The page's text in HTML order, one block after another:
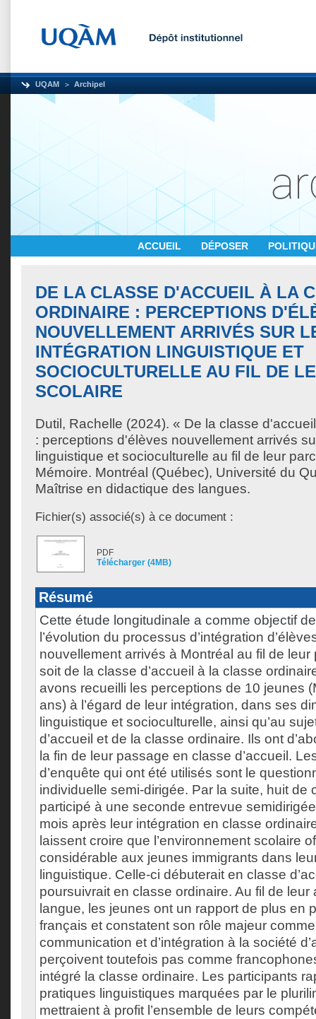
UQAM Archipel
ACCUEIL DÉPOSER
DE LA CLASSE D'ACCUEIL À LA
ORDINAIRE : PERCEPTIONS
NOUVELLEMENT ARRIVÉS SUR
INTÉGRATION LINGUISTIQUE ET
SOCIOCULTURELLE AU FIL DE
SCOLAIRE
Dutil, Rachelle (2024). « De la classe
: perceptions d'élèves nouvellement arrivés
linguistique et socioculturelle au fil de leur
Mémoire. Montréal (Québec), Université du
Maîtrise en didactique des langues.
Fichier(s) associé(s) à ce document :
PDF
Télécharger (4MB)
Résumé
Cette étude longitudinale a comme objectif
l’évolution du processus d’intégration
nouvellement arrivés à Montréal au fil de leur
soit de la classe d’accueil à la classe
avons recueilli les perceptions de 10 jeunes
ans) à l’égard de leur intégration, dans ses
linguistique et socioculturelle, ainsi qu’au
d’accueil et de la classe ordinaire. Ils ont
la fin de leur passage en classe d’accueil.
d’enquête qui ont été utilisés sont le
individuelle semi-dirigée. Par la suite, huit de
participé à une seconde entrevue
mois après leur intégration en classe
laissent croire que l’environnement scolaire
considérable aux jeunes immigrants dans
linguistique. Celle-ci débuterait en classe
poursuivrait en classe ordinaire. Au fil de
langue, les jeunes ont un rapport de plus en
français et constatent son rôle majeur
communication et d’intégration à la société
perçoivent toutefois pas comme
intégré la classe ordinaire. Les participants
pratiques linguistiques marquées par le
mettraient à profit l’ensemble de leurs